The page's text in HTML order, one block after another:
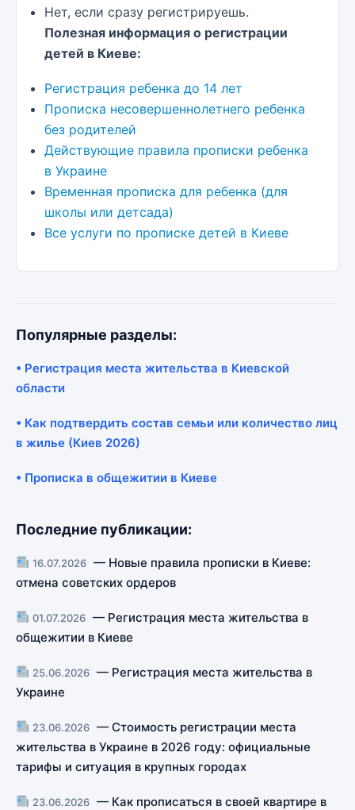
Нет, если сразу регистрируешь.
Полезная информация о регистрации
детей в Киеве:
Регистрация ребенка до 14 лет
Прописка несовершеннолетнего ребенка
без родителей
Действующие правила прописки ребенка
в Украине
Временная прописка для ребенка (для
школы или детсада)
Все услуги по прописке детей в Киеве
Популярные разделы:
• Регистрация места жительства в Киевской
области
• Как подтвердить состав семьи или количество лиц
в жилье (Киев 2026)
• Прописка в общежитии в Киеве
Последние публикации:
16.07.2026 — Новые правила прописки в Киеве:
отмена советских ордеров
01.07.2026 — Регистрация места жительства в
общежитии в Киеве
25.06.2026 — Регистрация места жительства в
Украине
23.06.2026 — Стоимость регистрации места
жительства в Украине в 2026 году: официальные
тарифы и ситуация в крупных городах
23.06.2026 — Как прописаться в своей квартире в